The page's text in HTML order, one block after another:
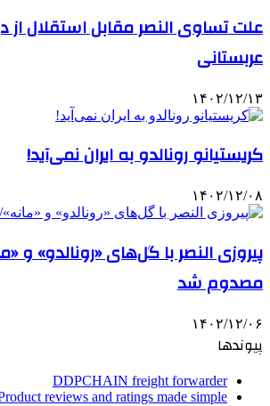
علت تساوی النصر مقابل استقلال از
عربستانی
۱۴۰۲/۱۲/۱۳
کریستیانو رونالدو به ایران نمی‌آید!
۱۴۰۲/۱۲/۰۸
پیروزی النصر با گل‌های «رونالدو» و
مصدوم شد
۱۴۰۲/۱۲/۰۶
پیوندها
DDPCHAIN freight forwarder
reviews and ratings made simple